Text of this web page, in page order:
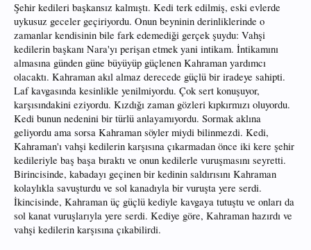
Şehir kedileri başkansız kalmıştı. Kedi terk edilmiş, eski evlerde
uykusuz geceler geçiriyordu. Onun beyninin derinliklerinde o
zamanlar kendisinin bile fark edemediği gerçek şuydu: Vahşi
kedilerin başkanı Nara'yı perişan etmek yani intikam. İntikamını
almasına günden güne büyüyüp güçlenen Kahraman yardımcı
olacaktı. Kahraman akıl almaz derecede güçlü bir iradeye sahipti.
Laf kavgasında kesinlikle yenilmiyordu. Çok sert konuşuyor,
karşısındakini eziyordu. Kızdığı zaman gözleri kıpkırmızı oluyordu.
Kedi bunun nedenini bir türlü anlayamıyordu. Sormak aklına
geliyordu ama sorsa Kahraman söyler miydi bilinmezdi. Kedi,
Kahraman'ı vahşi kedilerin karşısına çıkarmadan önce iki kere şehir
kedileriyle baş başa bıraktı ve onun kedilerle vuruşmasını seyretti.
Birincisinde, kabadayı geçinen bir kedinin saldırısını Kahraman
kolaylıkla savuşturdu ve sol kanadıyla bir vuruşta yere serdi.
İkincisinde, Kahraman üç güçlü kediyle kavgaya tutuştu ve onları da
sol kanat vuruşlarıyla yere serdi. Kediye göre, Kahraman hazırdı ve
vahşi kedilerin karşısına çıkabilirdi.